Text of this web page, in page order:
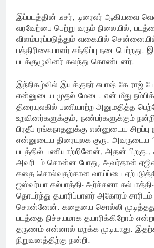
இப்படத்தின் டீசர், டிரைலர் ஆகியவை
வரவேற்பை பெற்று வரும் நிலையில்,
விளம்பரப்படுத்தும் வகையில்
பத்திரிகையாளர் சந்திப்பு நடைபெற்றது.
படக்குழுவினர் கலந்து கொண்டனர்.
இந்நிகழ்வில் இயக்குநர் சுபாஷ் கே ராஜ்
என்னுடைய முதல் மேடை. என் மீது
திரையுலகில் பணியாற்ற அனுமதித்த
உறவினர்களுக்கும், நண்பர்களுக்கும்
பிரதீப் ரங்கநாதனுக்கு என்னுடைய
என்னுடைய திரையுலக குரு. அவருடைய
படத்தில் பணியாற்றினேன். அதன் பிறகு..
அவரிடம் சொன்ன போது, அவர்தான்
கதை சொல்வதற்கான வாய்ப்பை
ஐஸ்வர்யா கல்பாத்தி- அர்ச்சனா
தொடர்ந்து தயாரிப்பாளர் அகோரம்
சொன்னேன். கதையை சொல்லி
படத்தை நிச்சயமாக தயாரிக்கிறோம்
தருணம் என்னால் மறக்க முடியாது.
நிறுவனத்திற்கு நன்றி.